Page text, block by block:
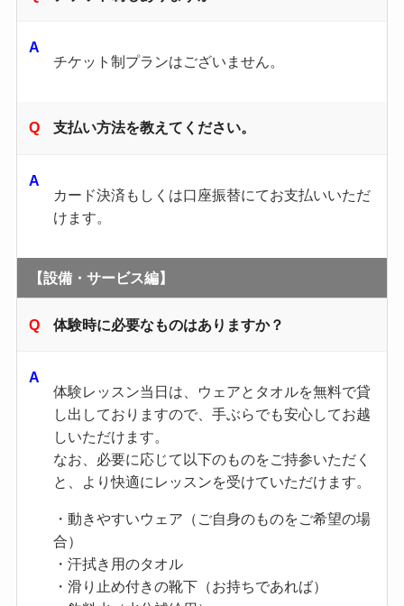
チケット制プランはございません。
支払い方法を教えてください。
カード決済もしくは口座振替にてお支払いいただ
けます。
【設備・サービス編】
体験時に必要なものはありますか？
体験レッスン当日は、ウェアとタオルを無料で貸
し出しておりますので、手ぶらでも安心してお越
しいただけます。
なお、必要に応じて以下のものをご持参いただく
と、より快適にレッスンを受けていただけます。
・動きやすいウェア（ご自身のものをご希望の場
合）
・汗拭き用のタオル
・滑り止め付きの靴下（お持ちであれば）